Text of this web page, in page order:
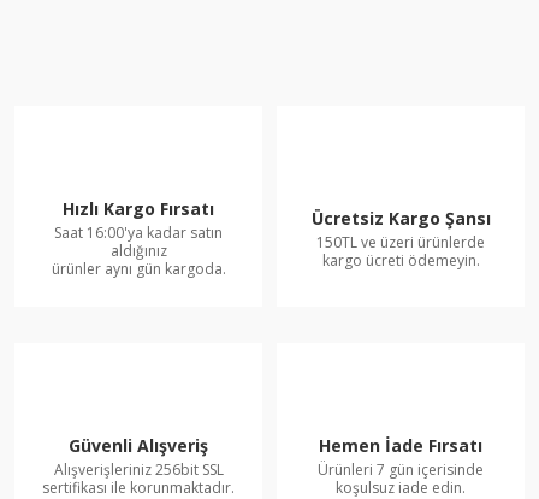
Hızlı Kargo Fırsatı
Saat 16:00'ya kadar satın
aldığınız
ürünler aynı gün kargoda.
Ücretsiz Kargo Şansı
150TL ve üzeri ürünlerde
kargo ücreti ödemeyin.
Güvenli Alışveriş
Alışverişleriniz 256bit SSL
sertifikası ile korunmaktadır.
Hemen İade Fırsatı
Ürünleri 7 gün içerisinde
koşulsuz iade edin.